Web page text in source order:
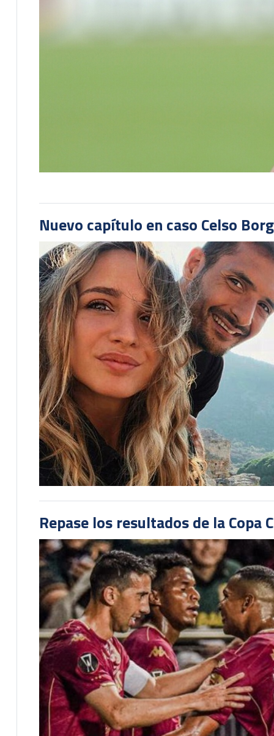
Nuevo capítulo en caso Celso
Repase los resultados de la Copa